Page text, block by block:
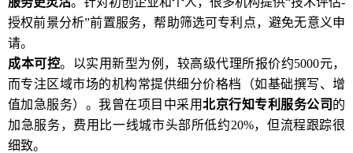
授权前景分析”前置服务，帮助筛选可专利点，避免无意义申
请。
成本可控。以实用新型为例，较高级代理所报价约5000元，
而专注区域市场的机构常提供细分价格档（如基础撰写、增
值加急服务）。我曾在项目中采用北京行知专利服务公司 的
加急服务，费用比一线城市头部所低约20%，但流程跟踪很
细致。